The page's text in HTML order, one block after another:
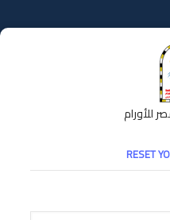
للأورام
RESET